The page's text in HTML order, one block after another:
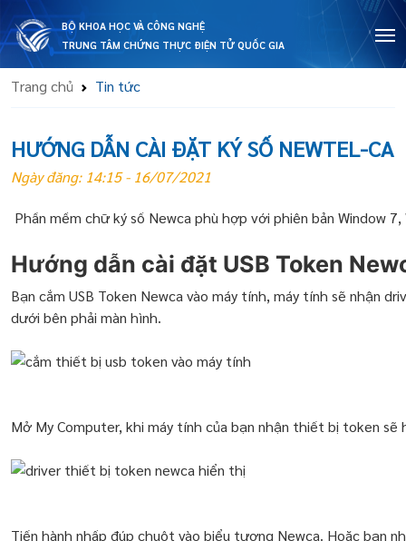
BỘ KHOA HỌC VÀ CÔNG NGHỆ
TRUNG TÂM CHỨNG THỰC ĐIỆN TỬ QUỐC GIA
Trang chủ Tin tức
HƯỚNG DẪN CÀI ĐẶT KÝ SỐ NEWTEL-CA
Ngày đăng: 14:15 - 16/07/2021
Phần mềm chữ ký số Newca phù hợp với phiên bản Window
Hướng dẫn cài đặt USB Token
Bạn cắm USB Token Newca vào máy tính, máy tính sẽ nhận
dưới bên phải màn hình.
Mở My Computer, khi máy tính của bạn nhận thiết bị token sẽ
Tiến hành nhấp đúp chuột vào biểu tượng Newca. Hoặc bạn